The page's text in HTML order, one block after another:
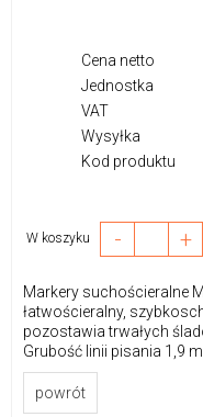
Cena netto
Jednostka
VAT
Wysyłka
Kod produktu
W koszyku - +
Markery suchościeralne
łatwościeralny,
pozostawia trwałych
Grubość linii pisania 1,9
powrót